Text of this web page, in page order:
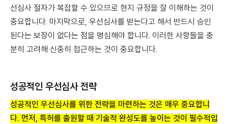
선심사 절차가 복잡할 수 있으므로 현지 규정을 잘 이해하는 것이
중요합니다. 마지막으로, 우선심사를 받는다고 해서 반드시 승인
된다는 보장이 없다는 점을 명심해야 합니다. 이러한 사항들을 충
분히 고려해 신중히 접근하는 것이 중요합니다.
성공적인 우선심사 전략
성공적인 우선심사를 위한 전략을 마련하는 것은 매우 중요합니
다. 먼저, 특허를 출원할 때 기술적 완성도를 높이는 것이 필수적입